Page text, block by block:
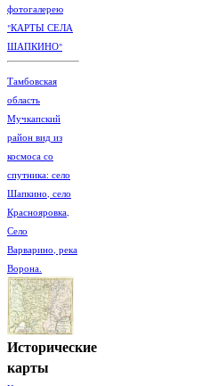
фотогалерею
"КАРТЫ СЕЛА
ШАПКИНО"
Тамбовская
область
Мучкапский
район вид из
космоса со
спутника: село
Шапкино, село
Краснояровка,
Село
Варварино, река
Ворона.
Исторические
карты